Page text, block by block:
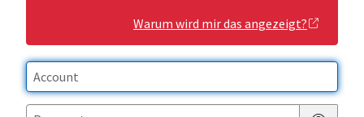
Warum wird mir das angezeigt?